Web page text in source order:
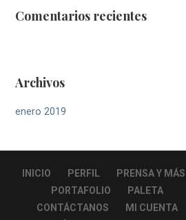
Comentarios recientes
Archivos
enero 2019
INICIO PERFIL
PRENSA Y MÁS
PORTAFOLIO
PALETA
CONTÁCTANOS
MI CUENTA